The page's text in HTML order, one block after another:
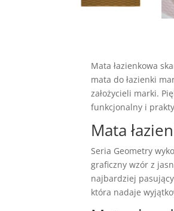
Mata łazienkowa
mata do łazienki
założycieli marki.
funkcjonalny i
Mata
Seria Geometry
graficzny wzór z
najbardziej
która nadaje